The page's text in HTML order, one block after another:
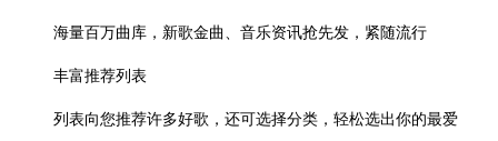
海量百万曲库，新歌金曲、音乐资讯抢先发，紧随流行
丰富推荐列表
列表向您推荐许多好歌，还可选择分类，轻松选出你的最爱